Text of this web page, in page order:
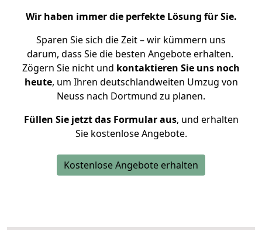
Wir haben immer die perfekte Lösung für Sie.
Sparen Sie sich die Zeit – wir kümmern uns
darum, dass Sie die besten Angebote erhalten.
Zögern Sie nicht und kontaktieren Sie uns noch
heute, um Ihren deutschlandweiten Umzug von
Neuss nach Dortmund zu planen.
Füllen Sie jetzt das Formular aus, und erhalten
Sie kostenlose Angebote.
Kostenlose Angebote erhalten